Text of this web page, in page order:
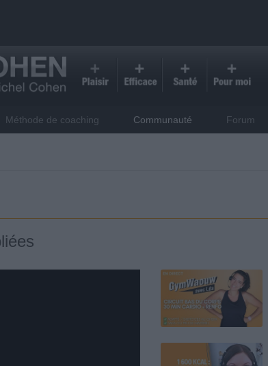
Méthode de coaching Communauté Forum